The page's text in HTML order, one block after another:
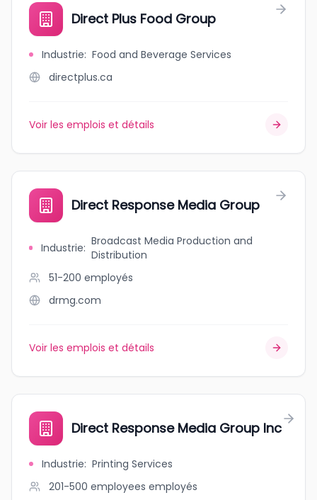
Direct Plus Food Group
Industrie: Food and Beverage Services
directplus.ca
Voir les emplois et détails
Direct Response Media Group
Industrie: Broadcast Media Production and
Distribution
51-200 employés
drmg.com
Voir les emplois et détails
Direct Response Media Group Inc
Industrie: Printing Services
201-500 employees employés